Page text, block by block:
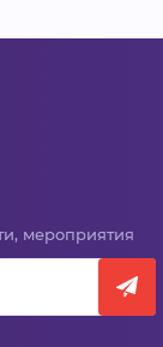
мероприятия